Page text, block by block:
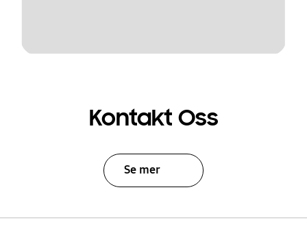
Kontakt Oss
Se mer